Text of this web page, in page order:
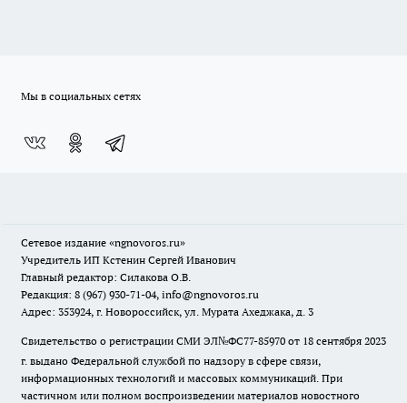
Мы в социальных сетях
Сетевое издание «ngnovoros.ru»
Учредитель ИП Кстенин Сергей Иванович
Главный редактор: Силакова О.В.
Редакция: 8 (967) 930-71-04, info@ngnovoros.ru
Адрес: 353924, г. Новороссийск, ул. Мурата Ахеджака, д. 3
Свидетельство о регистрации СМИ ЭЛ№ФС77-85970 от 18 сентября 2023
г. выдано Федеральной службой по надзору в сфере связи,
информационных технологий и массовых коммуникаций. При
частичном или полном воспроизведении материалов новостного